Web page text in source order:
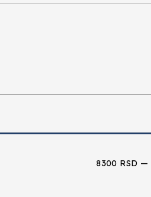
8300 RSD —